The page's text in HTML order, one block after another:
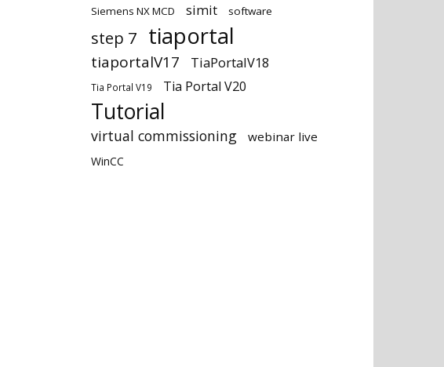
Siemens NX MCD simit software
step 7 tiaportal
tiaportalV17 TiaPortalV18
Tia Portal V19 Tia Portal V20
Tutorial
virtual commissioning webinar live
WinCC